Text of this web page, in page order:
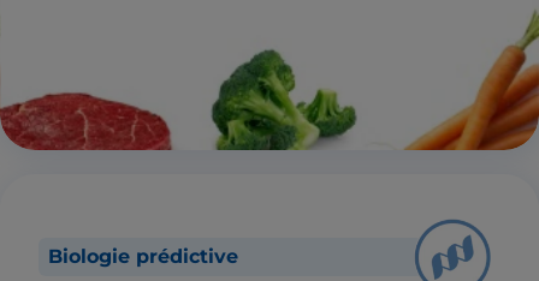
Biologie prédictive